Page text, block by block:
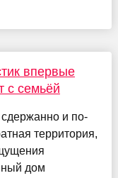
впервые
с семьёй
и по-
территория,
дом